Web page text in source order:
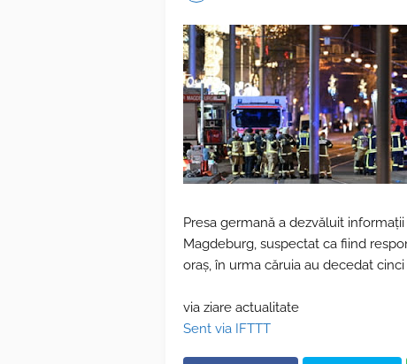
Presa germană a dezvăluit
Magdeburg, suspectat ca fiind
oraș, în urma căruia au decedat
via ziare actualitate
Sent via IFTTT